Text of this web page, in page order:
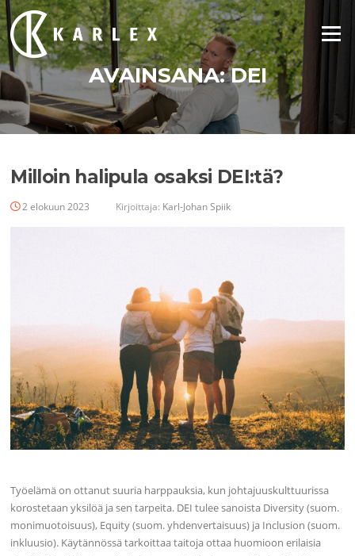
Siirry
suoraan
sisältöön
Valikko
AVAINSANA:DEI
Milloin halipula osaksi DEI:tä?
2 elokuun 2023 Kirjoittaja: Karl-Johan Spiik
Työelämä on ottanut suuria harppauksia, kun johtajuuskulttuurissa
korostetaan yksilöä ja sen tarpeita. DEI tulee sanoista Diversity (suom.
monimuotoisuus), Equity (suom. yhdenvertaisuus) ja Inclusion (suom.
inkluusio). Käytännössä tarkoittaa taitoja ottaa huomioon erilaisia